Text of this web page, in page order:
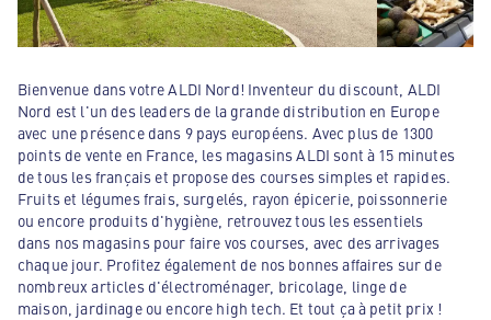
Bienvenue dans votre ALDI Nord! Inventeur du discount, ALDI
Nord est l'un des leaders de la grande distribution en Europe
avec une présence dans 9 pays européens. Avec plus de 1300
points de vente en France, les magasins ALDI sont à 15 minutes
de tous les français et propose des courses simples et rapides.
Fruits et légumes frais, surgelés, rayon épicerie, poissonnerie
ou encore produits d'hygiène, retrouvez tous les essentiels
dans nos magasins pour faire vos courses, avec des arrivages
chaque jour. Profitez également de nos bonnes affaires sur de
nombreux articles d'électroménager, bricolage, linge de
maison, jardinage ou encore high tech. Et tout ça à petit prix !